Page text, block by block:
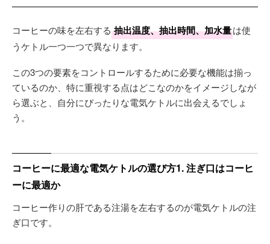
コーヒーの味を左右する 抽出温度、抽出時間、加水量は使
うケトル一つ一つで異なります。
この3つの要素をコントロールするために必要な機能は揃っ
ているのか、特に重視する点はどこなのかをイメージしなが
ら選ぶと、自分にぴったりな電気ケトルに出会えるでしょ
う。
コーヒーに最適な電気ケトルの選び方1. 注ぎ口はコーヒ
ーに最適か
コーヒー作りの肝である注湯を左右するのが電気ケトルの注
ぎ口です。